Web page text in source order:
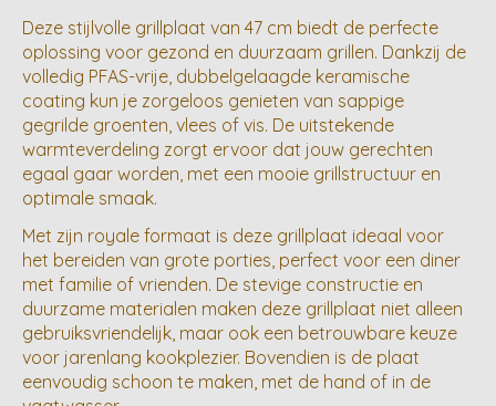
Deze stijlvolle grillplaat van 47 cm biedt de perfecte
oplossing voor gezond en duurzaam grillen. Dankzij de
volledig PFAS-vrije, dubbelgelaagde keramische
coating kun je zorgeloos genieten van sappige
gegrilde groenten, vlees of vis. De uitstekende
warmteverdeling zorgt ervoor dat jouw gerechten
egaal gaar worden, met een mooie grillstructuur en
optimale smaak.
Met zijn royale formaat is deze grillplaat ideaal voor
het bereiden van grote porties, perfect voor een diner
met familie of vrienden. De stevige constructie en
duurzame materialen maken deze grillplaat niet alleen
gebruiksvriendelijk, maar ook een betrouwbare keuze
voor jarenlang kookplezier. Bovendien is de plaat
eenvoudig schoon te maken, met de hand of in de